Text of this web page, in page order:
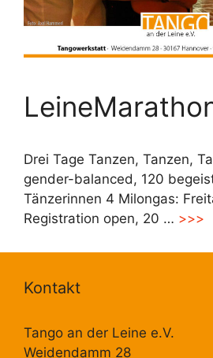
Drei Tage Tanzen, Tanzen,
gender-balanced, 120
Tänzerinnen 4 Milongas:
Registration open, 20 … >>>
Kontakt
Tango an der Leine e.V.
Weidendamm 28